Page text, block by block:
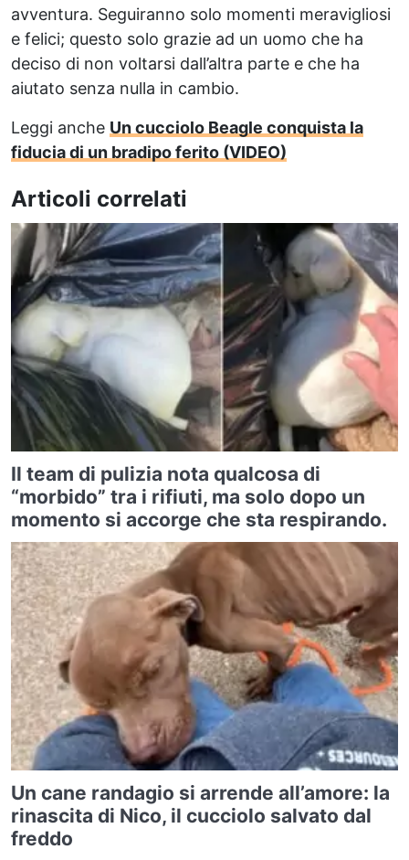
avventura. Seguiranno solo momenti meravigliosi
e felici; questo solo grazie ad un uomo che ha
deciso di non voltarsi dall’altra parte e che ha
aiutato senza nulla in cambio.
Leggi anche Un cucciolo Beagle conquista la
fiducia di un bradipo ferito (VIDEO)
Articoli correlati
Il team di pulizia nota qualcosa di
“morbido” tra i rifiuti, ma solo dopo un
momento si accorge che sta respirando.
Un cane randagio si arrende all’amore: la
rinascita di Nico, il cucciolo salvato dal
freddo